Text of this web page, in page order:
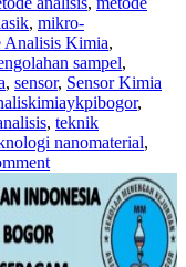
, mikro-
Analisis Kimia,
sampel,
, sensor, Sensor Kimia
,
, teknik
nanomaterial,